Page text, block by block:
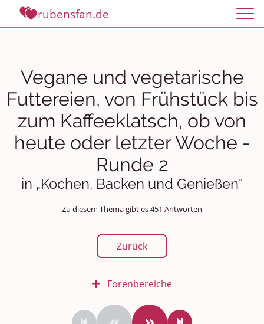
rubensfan.de
Vegane und vegetarische
Futtereien, von Frühstück bis
zum Kaffeeklatsch, ob von
heute oder letzter Woche -
Runde 2
in „Kochen, Backen und Genießen“
Zu diesem Thema gibt es 451 Antworten
Zurück
Forenbereiche
Rundum Leben